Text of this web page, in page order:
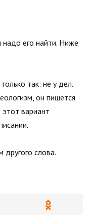
его найти. Ниже
так: не у дел.
он пишется
вариант
другого слова.